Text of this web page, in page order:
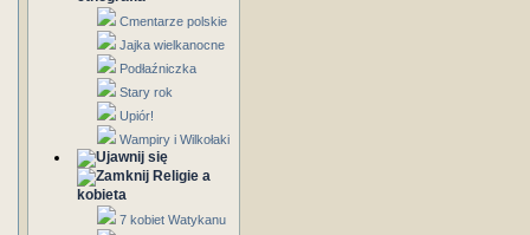
Cmentarze polskie
Jajka wielkanocne
Podłaźniczka
Stary rok
Upiór!
Wampiry i Wilkołaki
Religie a
kobieta
7 kobiet Watykanu